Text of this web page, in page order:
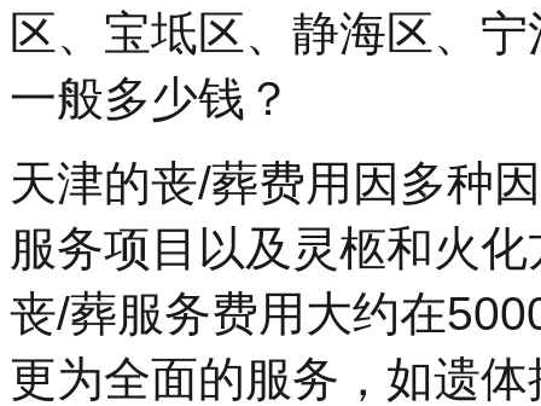
区、宝坻区、静海区、
一般多少钱？
天津的丧/葬费用因多种
服务项目以及灵柩和火
丧/葬服务费用大约在
更为全面的服务，如遗